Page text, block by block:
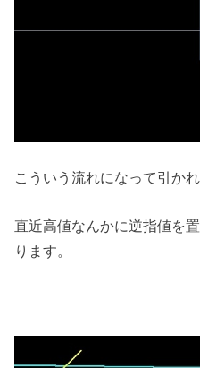
こういう流れになって引か
直近高値なんかに逆指値を
ります。